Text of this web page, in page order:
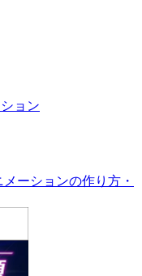
ョン
ーションの作り方・